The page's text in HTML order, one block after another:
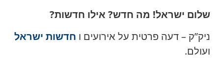
שלום ישראל! מה חדש? אילו חדשות?
ניק”ק – דעה פרטית על אירועים ו חדשות ישראל
ועולם.